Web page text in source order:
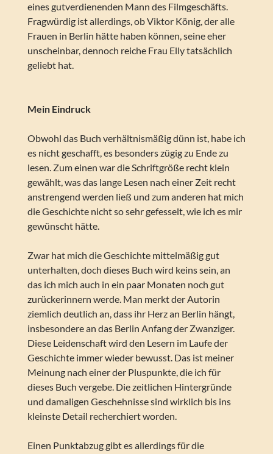
eines gutverdienenden Mann des Filmgeschäfts.
Fragwürdig ist allerdings, ob Viktor König, der alle
Frauen in Berlin hätte haben können, seine eher
unscheinbar, dennoch reiche Frau Elly tatsächlich
geliebt hat.
Mein Eindruck
Obwohl das Buch verhältnismäßig dünn ist, habe ich
es nicht geschafft, es besonders zügig zu Ende zu
lesen. Zum einen war die Schriftgröße recht klein
gewählt, was das lange Lesen nach einer Zeit recht
anstrengend werden ließ und zum anderen hat mich
die Geschichte nicht so sehr gefesselt, wie ich es mir
gewünscht hätte.
Zwar hat mich die Geschichte mittelmäßig gut
unterhalten, doch dieses Buch wird keins sein, an
das ich mich auch in ein paar Monaten noch gut
zurückerinnern werde. Man merkt der Autorin
ziemlich deutlich an, dass ihr Herz an Berlin hängt,
insbesondere an das Berlin Anfang der Zwanziger.
Diese Leidenschaft wird den Lesern im Laufe der
Geschichte immer wieder bewusst. Das ist meiner
Meinung nach einer der Pluspunkte, die ich für
dieses Buch vergebe. Die zeitlichen Hintergründe
und damaligen Geschehnisse sind wirklich bis ins
kleinste Detail recherchiert worden.
Einen Punktabzug gibt es allerdings für die